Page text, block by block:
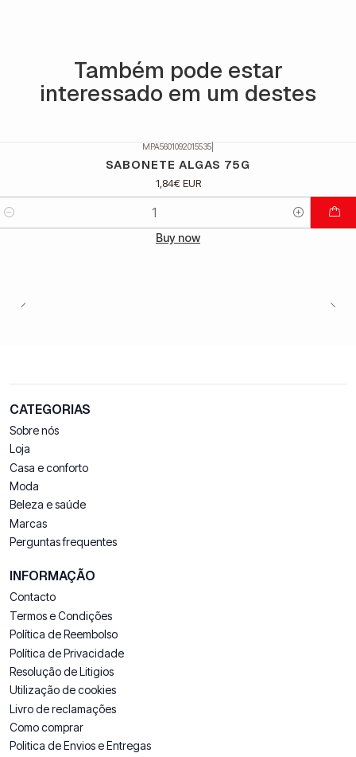
Também pode estar
interessado em um destes
MPA5601092015535
SABONETE ALGAS 75G
1,84€ EUR
Buy now
CATEGORIAS
Sobre nós
Loja
Casa e conforto
Moda
Beleza e saúde
Marcas
Perguntas frequentes
INFORMAÇÃO
Contacto
Termos e Condições
Política de Reembolso
Política de Privacidade
Resolução de Litigios
Utilização de cookies
Livro de reclamações
Como comprar
Politica de Envios e Entregas